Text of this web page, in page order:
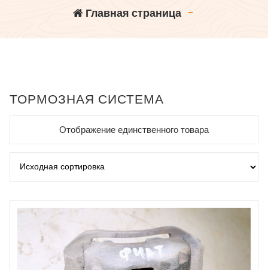
Главная страница-
ТОРМОЗНАЯ СИСТЕМА
Отображение единственного товара